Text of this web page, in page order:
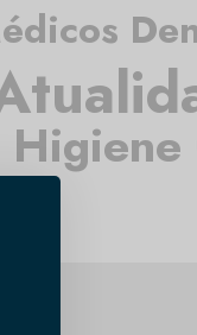
Higiene